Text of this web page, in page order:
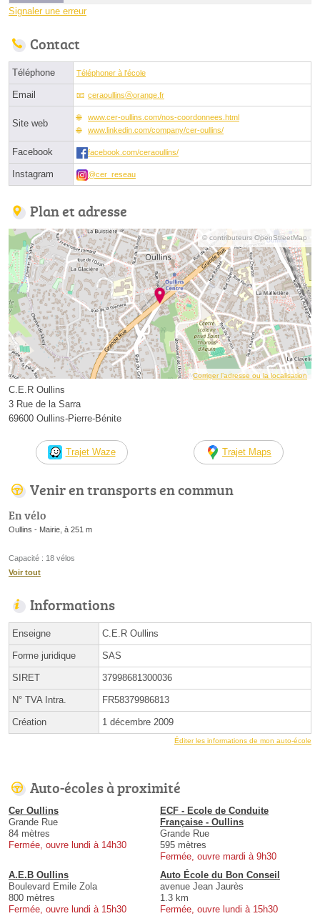
Signaler une erreur
Contact
Téléphone Téléphoner à l'école
Email ceraoullinsⓐorange.fr
Site web
www.cer-oullins.com/nos-coordonnees.html
www.linkedin.com/company/cer-oullins/
Facebook facebook.com/ceraoullins/
Instagram @cer_reseau
Plan et adresse
© contributeurs OpenStreetMap
Corriger l’adresse ou la localisation
C.E.R Oullins
3 Rue de la Sarra
69600 Oullins-Pierre-Bénite
Trajet Waze Trajet Maps
Venir en transports en commun
En vélo
Oullins - Mairie, à 251 m
Capacité : 18 vélos
Voir tout
Informations
Enseigne C.E.R Oullins
Forme juridique SAS
SIRET 37998681300036
N° TVA Intra. FR58379986813
Création 1 décembre 2009
Éditer les informations de mon auto-école
Auto-écoles à proximité
Cer Oullins
Grande Rue
84 mètres
Fermée, ouvre lundi à 14h30
ECF - Ecole de Conduite
Française - Oullins
Grande Rue
595 mètres
Fermée, ouvre mardi à 9h30
A.E.B Oullins
Boulevard Emile Zola
800 mètres
Fermée, ouvre lundi à 15h30
Auto École du Bon Conseil
avenue Jean Jaurès
1.3 km
Fermée, ouvre lundi à 15h30